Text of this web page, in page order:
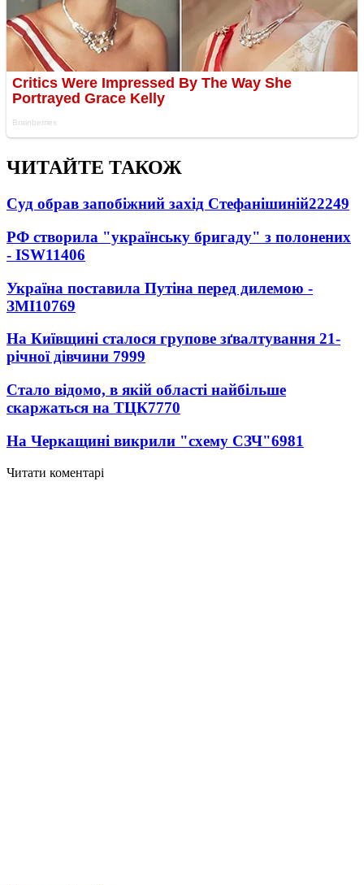
ЧИТАЙТЕ ТАКОЖ
Суд обрав запобіжний захід Стефанішиній22249
РФ створила "українську бригаду" з полонених
- ISW11406
Україна поставила Путіна перед дилемою -
ЗМІ10769
На Київщині сталося групове зґвалтування 21-
річної дівчини 7999
Стало відомо, в якій області найбільше
скаржаться на ТЦК7770
На Черкащині викрили "схему СЗЧ"6981
Читати коментарі